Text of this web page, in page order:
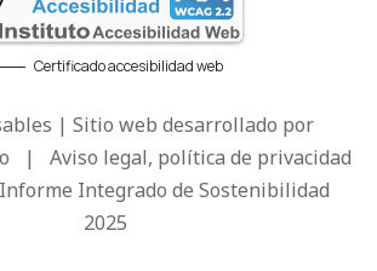
Certificado accesibilidad web
| Sitio web desarrollado por
| Aviso legal, política de privacidad
Informe Integrado de Sostenibilidad
2025